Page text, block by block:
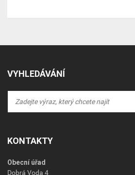
VYHLEDÁVÁNÍ
KONTAKTY
Obecní úřad
Dobrá Voda 4